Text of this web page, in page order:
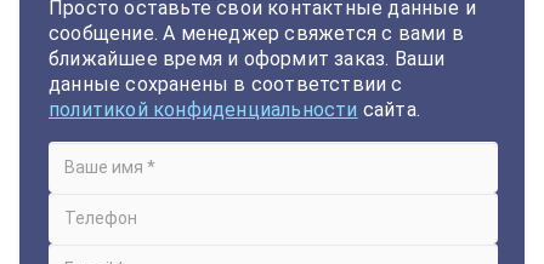
Просто оставьте свои контактные данные и
сообщение. А менеджер свяжется с вами в
ближайшее время и оформит заказ. Ваши
данные сохранены в соответствии с
политикой конфиденциальности сайта.